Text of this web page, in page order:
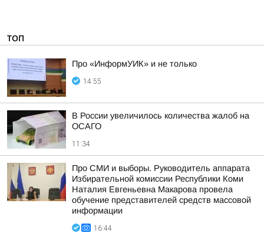
ТОП
Про «ИнформУИК» и не только
14:55
В России увеличилось количества жалоб на
ОСАГО
11:34
Про СМИ и выборы. Руководитель аппарата
Избирательной комиссии Республики Коми
Наталия Евгеньевна Макарова провела
обучение представителей средств массовой
информации
16:44